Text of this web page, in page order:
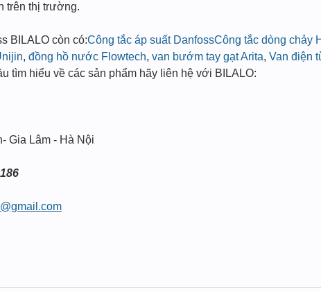
trên thị trường.
BILALO còn có:Công tắc áp suất DanfossCông tắc dòng chảy
, đồng hồ nước Flowtech, van bướm tay gạt Arita, Van điện
tìm hiểu về các sản phẩm hãy liên hệ với BILALO:
Gia Lâm - Hà Nội